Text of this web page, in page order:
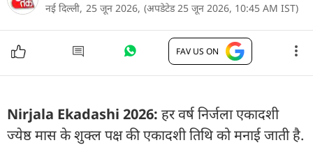
नई दिल्ली, 25 जून 2026, (अपडेटेड 25 जून 2026, 10:45 AM IST)
FAV US ON
Nirjala Ekadashi 2026: हर वर्ष निर्जला एकादशी
ज्येष्ठ मास के शुक्ल पक्ष की एकादशी तिथि को मनाई जाती है.